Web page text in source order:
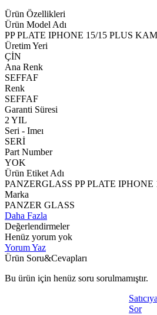
Ürün Özellikleri
Ürün Model Adı
PP PLATE IPHONE 15/15 PLUS
Üretim Yeri
ÇİN
Ana Renk
SEFFAF
Renk
SEFFAF
Garanti Süresi
2 YIL
Seri - Imeı
SERİ
Part Number
YOK
Ürün Etiket Adı
PANZERGLASS PP PLATE IPHONE
Marka
PANZER GLASS
Daha Fazla
Değerlendirmeler
Henüz yorum yok
Yorum Yaz
Ürün Soru&Cevapları
Bu ürün için henüz soru sorulmamıştır.
Satıcıya
Sor